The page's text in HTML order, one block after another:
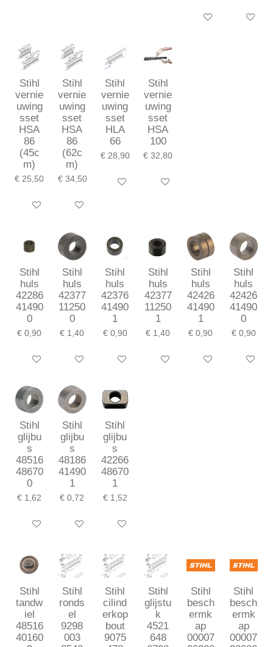
In winkelwagen
In
Stihl
vernie
uwing
sset
HSA
86
(45c
m)
€ 25,50
In winkelwagen
Stihl
vernie
uwing
sset
HSA
86
(62c
m)
€ 34,50
In winkelwagen
Stihl
vernie
uwing
sset
HLA
66
€ 28,90
In winkelwagen
Stihl
vernie
uwing
sset
HSA
100
€ 32,80
In winkelwagen
Stihl
huls
42286
41490
0
€ 0,90
In winkelwagen
Stihl
huls
42377
11250
0
€ 1,40
In winkelwagen
Stihl
huls
42376
41490
1
€ 0,90
In winkelwagen
Stihl
huls
42377
11250
1
€ 1,40
In winkelwagen
Stihl
huls
42426
41490
1
€ 0,90
In winkelwagen
Stihl
huls
42426
41490
0
€ 0,90
In
Stihl
glijbu
s
48516
48670
0
€ 1,62
In winkelwagen
Stihl
glijbu
s
48186
41490
1
€ 0,72
In winkelwagen
Stihl
glijbu
s
42266
48670
1
€ 1,52
In winkelwagen
Stihl
tandw
iel
48516
40160
Stihl
ronds
el
9298
003
Stihl
cilind
erkop
bout
9075
Stihl
glijstu
k
4521
648
Stihl
besch
ermk
ap
00007
Stihl
besch
ermk
ap
00007